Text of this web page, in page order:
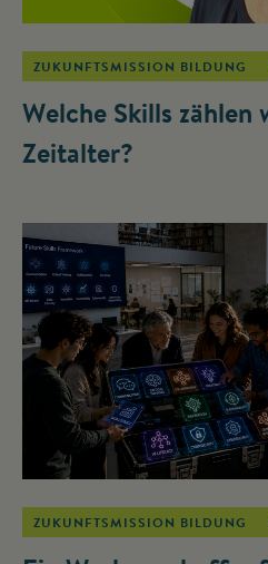
ZUKUNFTSMISSION BILDUNG
Welche Skills
Zeitalter?
ZUKUNFTSMISSION BILDUNG